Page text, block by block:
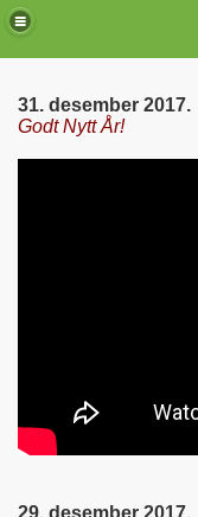
31. desember 2017.
Godt Nytt År!
29. desember 2017.